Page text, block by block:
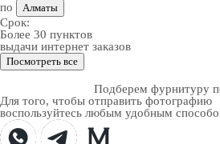
по
Алматы
Срок:
Более 30 пунктов
выдачи интернет заказов
Посмотреть все
Подберем фурнитуру
Для того, чтобы отправить фотографию
воспользуйтесь любым удобным